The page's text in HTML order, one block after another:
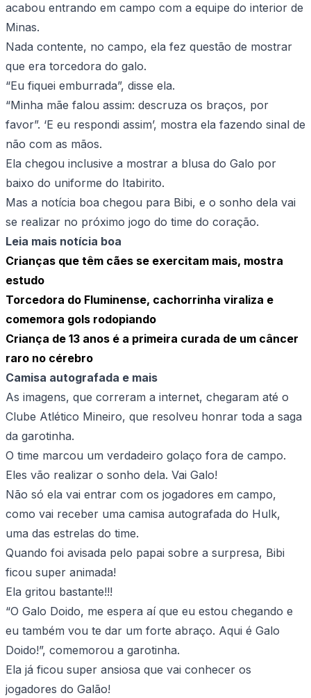
acabou entrando em campo com a equipe do interior de
Minas.
Nada contente, no campo, ela fez questão de mostrar
que era torcedora do galo.
“Eu fiquei emburrada”, disse ela.
“Minha mãe falou assim: descruza os braços, por
favor”. ‘E eu respondi assim’, mostra ela fazendo sinal de
não com as mãos.
Ela chegou inclusive a mostrar a blusa do Galo por
baixo do uniforme do Itabirito.
Mas a notícia boa chegou para Bibi, e o sonho dela vai
se realizar no próximo jogo do time do coração.
Leia mais notícia boa
Crianças que têm cães se exercitam mais, mostra
estudo
Torcedora do Fluminense, cachorrinha viraliza e
comemora gols rodopiando
Criança de 13 anos é a primeira curada de um câncer
raro no cérebro
Camisa autografada e mais
As imagens, que correram a internet, chegaram até o
Clube Atlético Mineiro, que resolveu honrar toda a saga
da garotinha.
O time marcou um verdadeiro golaço fora de campo.
Eles vão realizar o sonho dela. Vai Galo!
Não só ela vai entrar com os jogadores em campo,
como vai receber uma camisa autografada do Hulk,
uma das estrelas do time.
Quando foi avisada pelo papai sobre a surpresa, Bibi
ficou super animada!
Ela gritou bastante!!!
“O Galo Doido, me espera aí que eu estou chegando e
eu também vou te dar um forte abraço. Aqui é Galo
Doido!”, comemorou a garotinha.
Ela já ficou super ansiosa que vai conhecer os
jogadores do Galão!